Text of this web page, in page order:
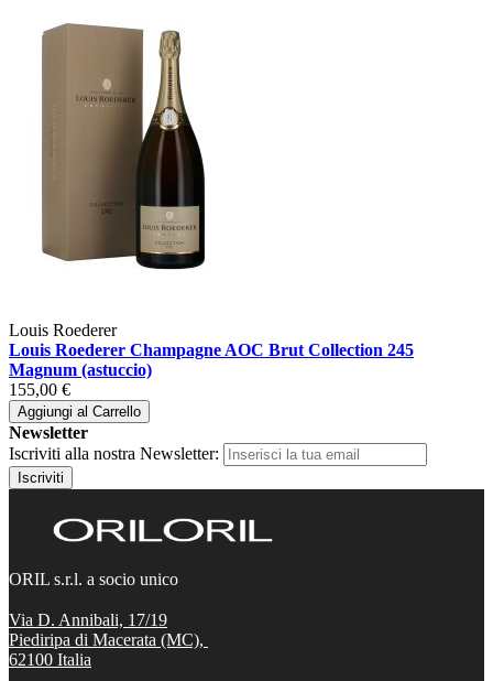
Louis Roederer
Louis Roederer Champagne AOC Brut Collection 245
Magnum (astuccio)
155,00 €
Aggiungi al Carrello
Newsletter
Iscriviti alla nostra Newsletter:
Iscriviti
ORIL s.r.l. a socio unico
Via D. Annibali, 17/19
Piediripa di Macerata (MC),
62100 Italia